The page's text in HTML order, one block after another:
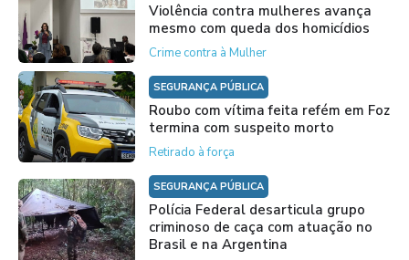
Violência contra mulheres avança
mesmo com queda dos homicídios
Crime contra à Mulher
SEGURANÇA PÚBLICA
Roubo com vítima feita refém em Foz
termina com suspeito morto
Retirado à força
SEGURANÇA PÚBLICA
Polícia Federal desarticula grupo
criminoso de caça com atuação no
Brasil e na Argentina